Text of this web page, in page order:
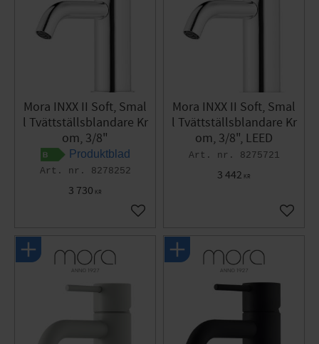
Mora INXX II Soft, Smal
l Tvättställsblandare Kr
om, 3/8"
Produktblad
8278252
3 730 KR
Lägg till i favoriter
Mora INXX II Soft, Smal
l Tvättställsblandare Kr
om, 3/8", LEED
8275721
3 442 KR
Lägg